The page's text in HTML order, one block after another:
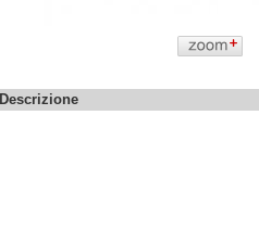
Descrizione